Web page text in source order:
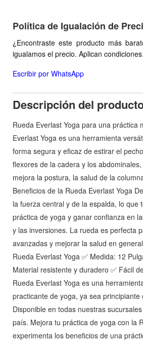
Política de Igualación de
¿Encontraste este producto más
igualamos el precio. Aplican condiciones.
Escribir por WhatsApp
Descripción del
Rueda Everlast Yoga para una práctica
Everlast Yoga es una herramienta
forma segura y eficaz de estirar el
flexores de la cadera y los
mejora la postura, la salud de la
Beneficios de la Rueda Everlast Yoga
la fuerza central y de la espalda, lo que
práctica de yoga y ganar confianza en
y las inversiones. La rueda es perfecta
avanzadas y mejorar la salud en
Rueda Everlast Yoga ✅ Medida: 12
Material resistente y duradero ✅ Fácil
Rueda Everlast Yoga es una
practicante de yoga, ya sea principiante
Disponible en todas nuestras
país. Mejora tu práctica de yoga con la
experimenta los beneficios de una